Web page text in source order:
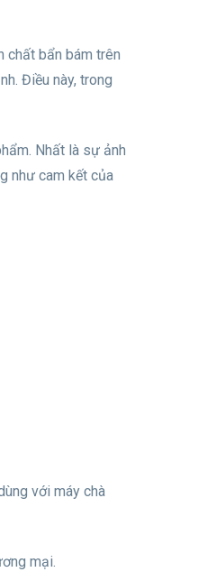
chất bẩn bám trên
Điều này, trong
Nhất là sự ảnh
như cam kết của
với máy chà
mại.